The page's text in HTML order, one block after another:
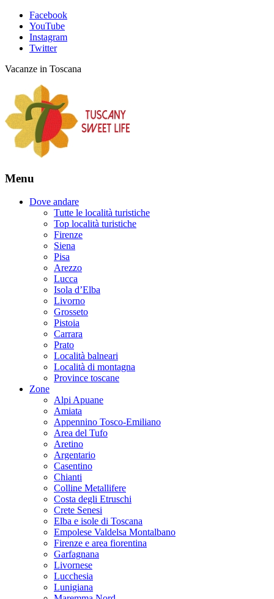
Facebook
YouTube
Instagram
Twitter
Vacanze in Toscana
Menu
Dove andare
Tutte le località turistiche
Top località turistiche
Firenze
Siena
Pisa
Arezzo
Lucca
Isola d’Elba
Livorno
Grosseto
Pistoia
Carrara
Prato
Località balneari
Località di montagna
Province toscane
Zone
Alpi Apuane
Amiata
Appennino Tosco-Emiliano
Area del Tufo
Aretino
Argentario
Casentino
Chianti
Colline Metallifere
Costa degli Etruschi
Crete Senesi
Elba e isole di Toscana
Empolese Valdelsa Montalbano
Firenze e area fiorentina
Garfagnana
Livornese
Lucchesia
Lunigiana